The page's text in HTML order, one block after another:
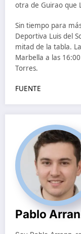
otra de Guirao que
Sin tiempo para
Deportiva Luis del
mitad de la tabla.
Marbella a las
Torres.
FUENTE
Pablo